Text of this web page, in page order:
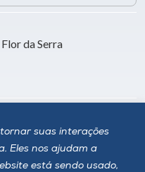
suas interações
Eles nos ajudam a
está sendo usado,
da Serra